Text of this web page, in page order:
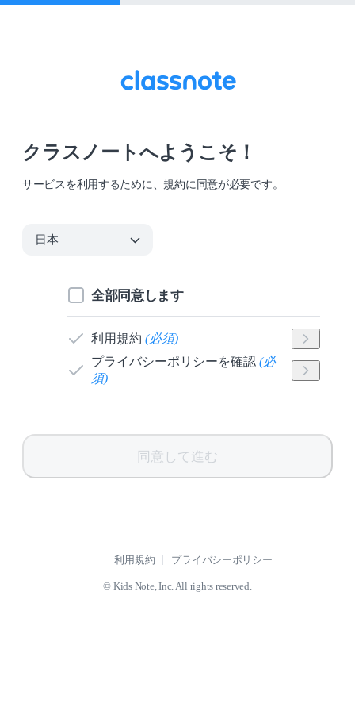
クラスノートへようこそ！
サービスを利用するために、規約に同意が必要です。
全部同意します
利用規約 (必須)
プライバシーポリシーを確認 (必
須)
同意して進む
利用規約 プライバシーポリシー
© Kids Note, Inc. All rights reserved.